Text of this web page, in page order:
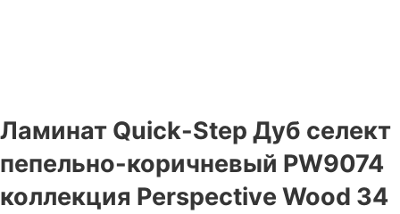
Ламинат Quick-Step Дуб селект
пепельно-коричневый PW9074
коллекция Perspective Wood 34